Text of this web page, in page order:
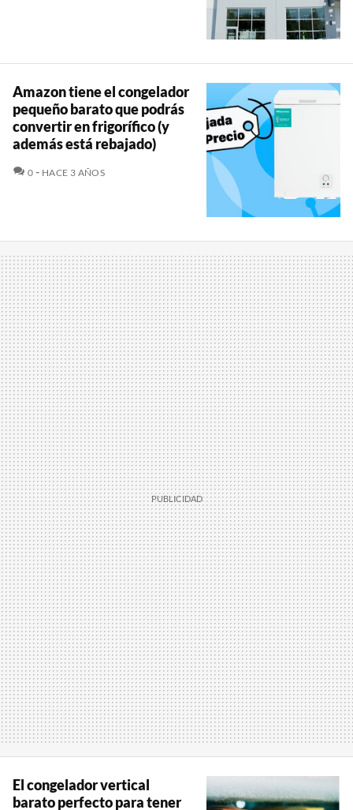
Amazon tiene el congelador
pequeño barato que podrás
convertir en frigorífico (y
además está rebajado)
0 COMENTARIOS
HACE 3 AÑOS
El congelador vertical
barato perfecto para tener